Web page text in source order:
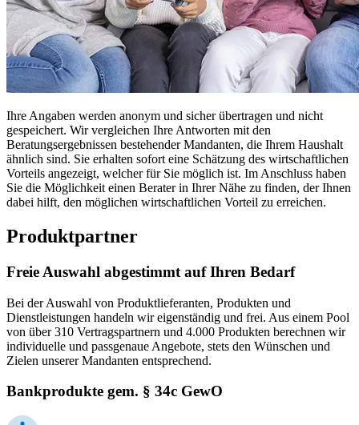
Ihre Angaben werden anonym und sicher übertragen und nicht
gespeichert. Wir vergleichen Ihre Antworten mit den
Beratungsergebnissen bestehender Mandanten, die Ihrem Haushalt
ähnlich sind. Sie erhalten sofort eine Schätzung des wirtschaftlichen
Vorteils angezeigt, welcher für Sie möglich ist. Im Anschluss haben
Sie die Möglichkeit einen Berater in Ihrer Nähe zu finden, der Ihnen
dabei hilft, den möglichen wirtschaftlichen Vorteil zu erreichen.
Produktpartner
Freie Auswahl abgestimmt auf Ihren Bedarf
Bei der Auswahl von Produktlieferanten, Produkten und
Dienstleistungen handeln wir eigenständig und frei. Aus einem Pool
von über 310 Vertragspartnern und 4.000 Produkten berechnen wir
individuelle und passgenaue Angebote, stets den Wünschen und
Zielen unserer Mandanten entsprechend.
Bankprodukte gem. § 34c GewO